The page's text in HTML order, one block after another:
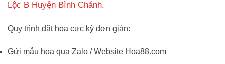
Lộc B Huyện Bình Chánh.
Quy trình đặt hoa cực kỳ đơn giản:
Gửi mẫu hoa qua Zalo / Website Hoa88.com